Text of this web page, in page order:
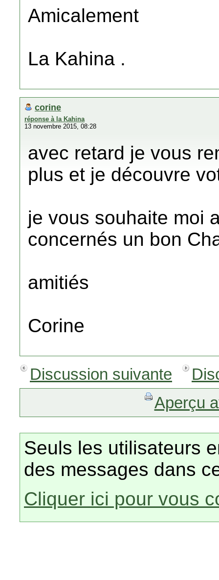
Amicalement
La Kahina .
corine
réponse à la Kahina
13 novembre 2015, 08:28
avec retard je vous
plus et je découvre
je vous souhaite moi
concernés un bon
amitiés
Corine
Discussion suivante
Aperçu
Seuls les utilisateurs
des messages dans
Cliquer ici pour vous